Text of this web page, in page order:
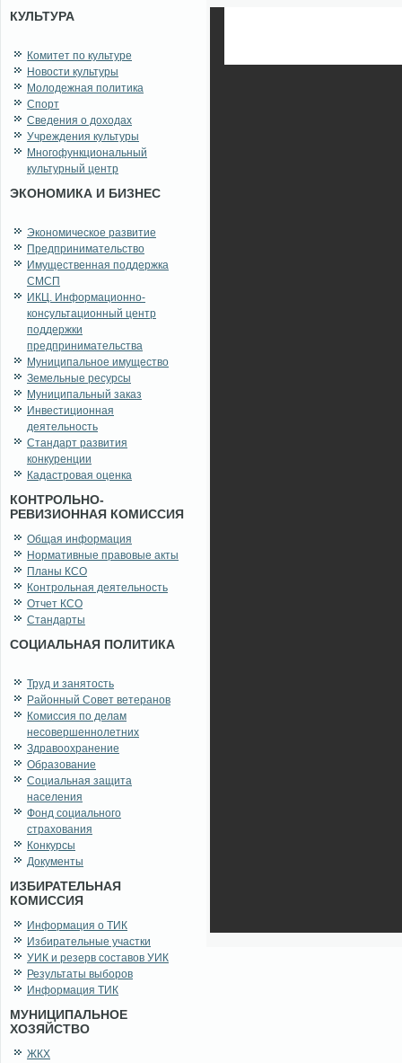
КУЛЬТУРА
Комитет по культуре
Новости культуры
Молодежная политика
Спорт
Сведения о доходах
Учреждения культуры
Многофункциональный
культурный центр
ЭКОНОМИКА И БИЗНЕС
Экономическое развитие
Предпринимательство
Имущественная поддержка
СМСП
ИКЦ. Информационно-
консультационный центр
поддержки
предпринимательства
Муниципальное имущество
Земельные ресурсы
Муниципальный заказ
Инвестиционная
деятельность
Стандарт развития
конкуренции
Кадастровая оценка
КОНТРОЛЬНО-
РЕВИЗИОННАЯ КОМИССИЯ
Общая информация
Нормативные правовые акты
Планы КСО
Контрольная деятельность
Отчет КСО
Стандарты
СОЦИАЛЬНАЯ ПОЛИТИКА
Труд и занятость
Районный Совет ветеранов
Комиссия по делам
несовершеннолетних
Здравоохранение
Образование
Социальная защита
населения
Фонд социального
страхования
Конкурсы
Документы
ИЗБИРАТЕЛЬНАЯ
КОМИССИЯ
Информация о ТИК
Избирательные участки
УИК и резерв составов УИК
Результаты выборов
Информация ТИК
МУНИЦИПАЛЬНОЕ
ХОЗЯЙСТВО
ЖКХ